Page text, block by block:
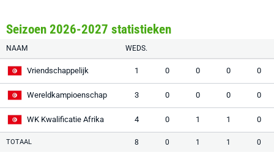
Seizoen 2026-2027 statistieken
NAAM WEDS.
Vriendschappelijk 1 0 0 0 0
Wereldkampioenschap 3 0 0 0 0
WK Kwalificatie Afrika 4 0 1 1 0
TOTAAL 8 0 1 1 0